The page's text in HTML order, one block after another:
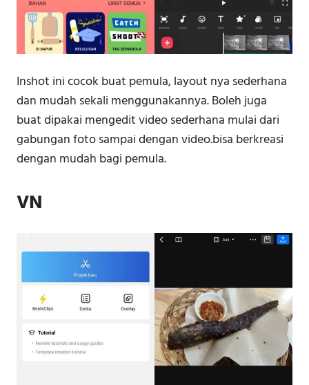
Inshot ini cocok buat pemula, layout nya sederhana
dan mudah sekali menggunakannya. Boleh juga
buat dipakai mengedit video sederhana mulai dari
gabungan foto sampai dengan video.bisa berkreasi
dengan mudah bagi pemula.
VN